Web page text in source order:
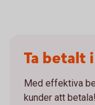
Ta betalt
Med effektiva
kunder att betala!